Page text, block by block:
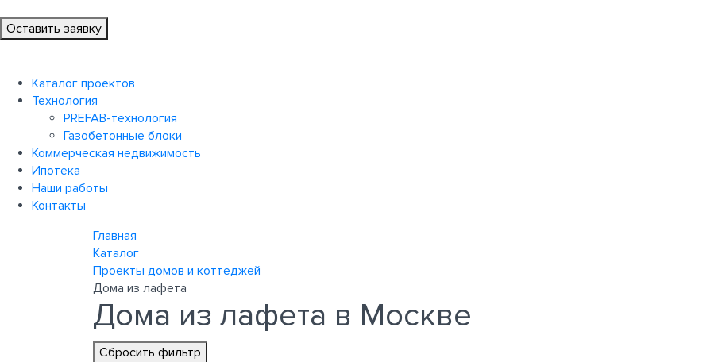
Оставить заявку
Каталог проектов
Технология
PREFAB-технология
Газобетонные блоки
Коммерческая недвижимость
Ипотека
Наши работы
Контакты
Главная
Каталог
Проекты домов и коттеджей
Дома из лафета
Дома из лафета в Москве
Сбросить фильтр